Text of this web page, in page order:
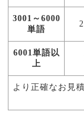
3001～6000
単語
6001単語以
上
より正確なお見